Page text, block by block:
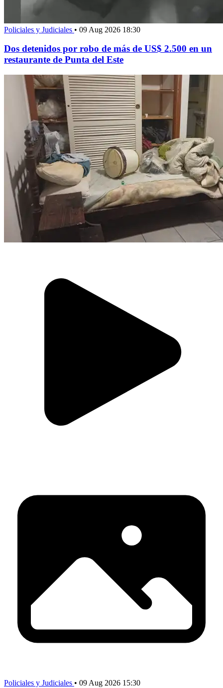
Policiales y Judiciales • 09 Aug 2026 18:30
Dos detenidos por robo de más de US$ 2.500 en un
restaurante de Punta del Este
Policiales y Judiciales • 09 Aug 2026 15:30